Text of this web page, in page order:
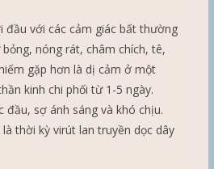
đầu với các cảm giác bất thường
nóng rát, châm chích, tê,
gặp hơn là dị cảm ở một
kinh chi phối từ 1-5 ngày.
đầu, sợ ánh sáng và khó chịu.
thời kỳ virút lan truyền dọc dây